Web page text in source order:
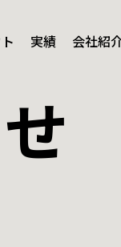
実績 会社紹